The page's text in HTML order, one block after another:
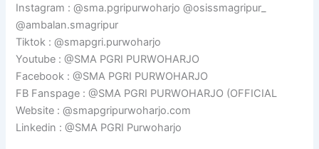
Instagram : @sma.pgripurwoharjo @osissmagripur_
@ambalan.smagripur
Tiktok : @smapgri.purwoharjo
Youtube : @SMA PGRI PURWOHARJO
Facebook : @SMA PGRI PURWOHARJO
FB Fanspage : @SMA PGRI PURWOHARJO (OFFICIAL
Website : @smapgripurwoharjo.com
Linkedin : @SMA PGRI Purwoharjo